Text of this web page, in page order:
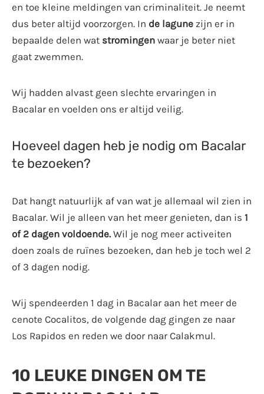
en toe kleine meldingen van criminaliteit. Je neemt
dus beter altijd voorzorgen. In de lagune zijn er in
bepaalde delen wat stromingen waar je beter niet
gaat zwemmen.
Wij hadden alvast geen slechte ervaringen in
Bacalar en voelden ons er altijd veilig.
Hoeveel dagen heb je nodig om Bacalar
te bezoeken?
Dat hangt natuurlijk af van wat je allemaal wil zien in
Bacalar. Wil je alleen van het meer genieten, dan is 1
of 2 dagen voldoende. Wil je nog meer activeiten
doen zoals de ruïnes bezoeken, dan heb je toch wel 2
of 3 dagen nodig.
Wij spendeerden 1 dag in Bacalar aan het meer de
cenote Cocalitos, de volgende dag gingen ze naar
Los Rapidos en reden we door naar Calakmul.
10 LEUKE DINGEN OM TE